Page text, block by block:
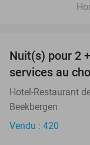
Nuit(s) pour 2
services au
Hotel-Restaurant
Beekbergen
Vendu : 420